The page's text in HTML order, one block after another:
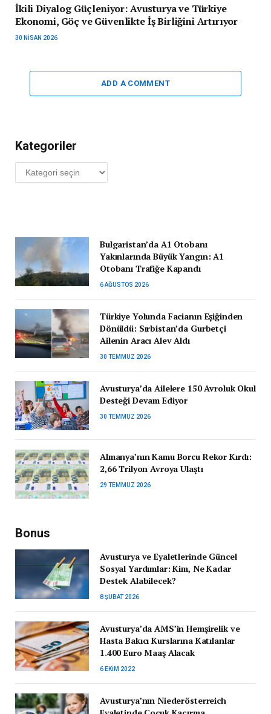
İkili Diyalog Güçleniyor: Avusturya ve Türkiye
Ekonomi, Göç ve Güvenlikte İş Birliğini Artırıyor
30 NISAN 2026
ADD A COMMENT
Kategoriler
Kategoriler
Bulgaristan’da A1 Otobanı
Yakınlarında Büyük Yangın: A1
Otobanı Trafiğe Kapandı
6 AĞUSTOS 2026
Türkiye Yolunda Facianın Eşiğinden
Dönüldü: Sırbistan’da Gurbetçi
Ailenin Aracı Alev Aldı
30 TEMMUZ 2026
Avusturya’da Ailelere 150 Avroluk Okul
Desteği Devam Ediyor
30 TEMMUZ 2026
Almanya’nın Kamu Borcu Rekor Kırdı:
2,66 Trilyon Avroya Ulaştı
29 TEMMUZ 2026
Bonus
Avusturya ve Eyaletlerinde Güncel
Sosyal Yardımlar: Kim, Ne Kadar
Destek Alabilecek?
8 ŞUBAT 2026
Avusturya’da AMS’in Hemşirelik ve
Hasta Bakıcı Kurslarına Katılanlar
1.400 Euro Maaş Alacak
6 EKIM 2022
Avusturya’nın Niederösterreich